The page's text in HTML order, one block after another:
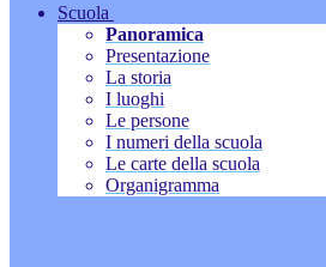
Scuola
Panoramica
Presentazione
La storia
I luoghi
Le persone
I numeri della scuola
Le carte della scuola
Organigramma